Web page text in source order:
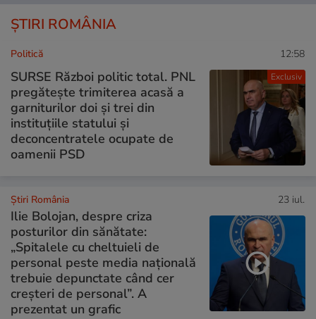
ȘTIRI ROMÂNIA
Exclusiv
Politică 12:58
SURSE Război politic total. PNL
pregătește trimiterea acasă a
garniturilor doi și trei din
instituțiile statului și
deconcentratele ocupate de
oamenii PSD
Știri România 23 iul.
Ilie Bolojan, despre criza
posturilor din sănătate:
„Spitalele cu cheltuieli de
personal peste media națională
trebuie depunctate când cer
creșteri de personal”. A
prezentat un grafic